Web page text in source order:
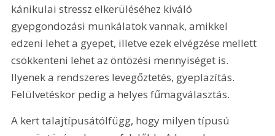
kánikulai stressz elkerüléséhez kiváló
gyepgondozási munkálatok vannak, amikkel
edzeni lehet a gyepet, illetve ezek elvégzése mellett
csökkenteni lehet az öntözési mennyiséget is.
Ilyenek a rendszeres levegőztetés, gyeplazítás.
Felülvetéskor pedig a helyes fűmagválasztás.
A kert talajtípusátólfügg, hogy milyen típusú